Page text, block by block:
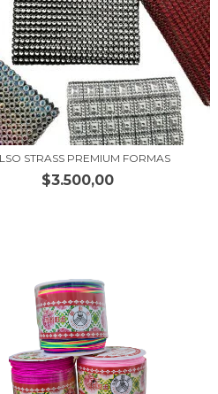
STRASS PREMIUM FORMAS
$3.500,00